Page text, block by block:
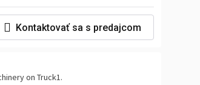
Kontaktovať sa s predajcom
on Truck1.